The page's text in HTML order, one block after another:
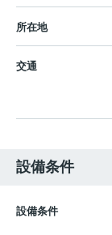
所在地
交通
設備条件
設備条件